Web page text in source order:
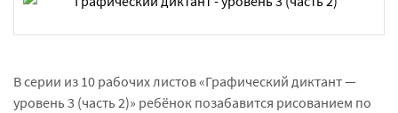
В серии из 10 рабочих листов «Графический диктант —
уровень 3 (часть 2)» ребёнок позабавится рисованием по